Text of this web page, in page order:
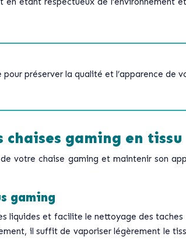
préserver la qualité et l’apparence de
gaming en tissu
votre chaise gaming et maintenir son
gaming
liquides et facilite le nettoyage des
il suffit de vaporiser légèrement le